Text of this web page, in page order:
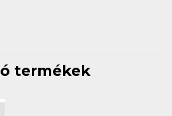
termékek